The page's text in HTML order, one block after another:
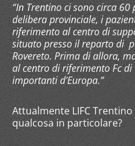
“In Trentino ci sono circa
delibera provinciale, i
riferimento al centro di
situato presso il reparto di
Rovereto. Prima di allora,
al centro di riferimento Fc
importanti d'Europa.”
Attualmente LIFC
qualcosa in particolare?